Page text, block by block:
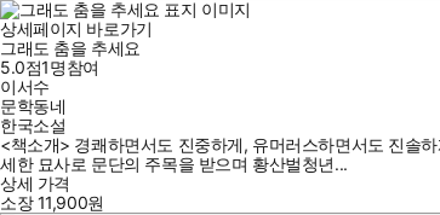
상세페이지 바로가기
그래도 춤을 추세요
5.0점1명참여
이서수
문학동네
한국소설
<책소개> 경쾌하면서도 진중하게, 유머러스하면서도 진솔
세한 묘사로 문단의 주목을 받으며 황산벌청년...
상세 가격
소장11,900원